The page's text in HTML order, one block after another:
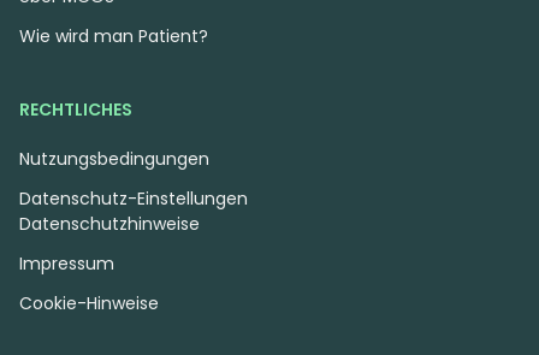
enua 25/1 CBC CA
Citron Biker Cookies
THC: 25%
Wie wird man Patient?
RECHTLICHES
Nutzungsbedingungen
Datenschutzhinweise
Impressum
Cookie-Hinweise
Datenschutz-Einstellungen